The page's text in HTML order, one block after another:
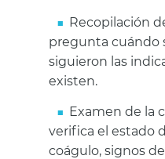
Recopilación
pregunta cuándo
siguieron las
existen.
Examen de la
verifica el estado
coágulo, signos